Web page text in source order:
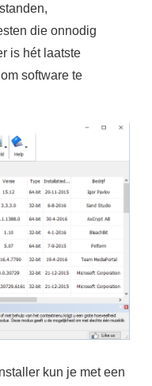
die onnodig
is hét laatste
software te
kun je met een